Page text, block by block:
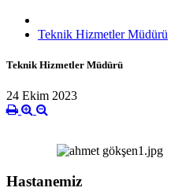
Teknik Hizmetler Müdürü
Teknik Hizmetler Müdürü
24 Ekim 2023
Hastanemiz